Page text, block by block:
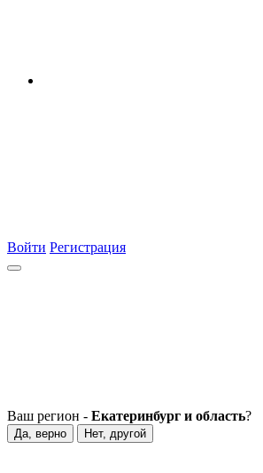
Войти Регистрация
Ваш регион - Екатеринбург и область?
Да, верно Нет, другой